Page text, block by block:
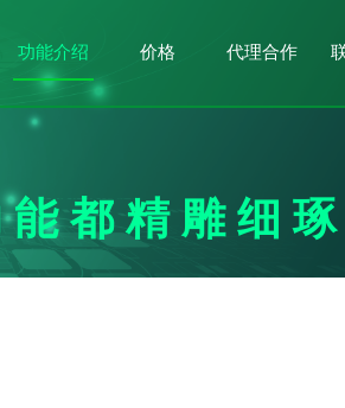
功能介绍 公众号运
营攻略
价格 代理合作
都精雕细琢